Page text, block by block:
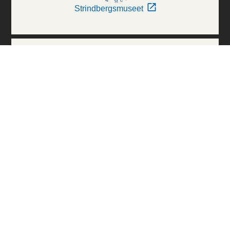
Strindbergsmuseet